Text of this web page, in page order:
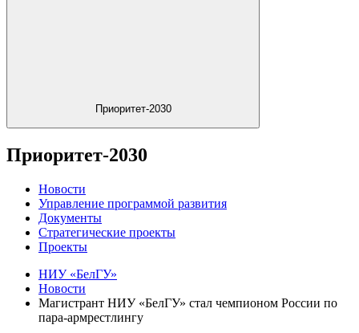
Приоритет-2030
Приоритет-2030
Новости
Управление программой развития
Документы
Стратегические проекты
Проекты
НИУ «БелГУ»
Новости
Магистрант НИУ «БелГУ» стал чемпионом России по
пара-армрестлингу